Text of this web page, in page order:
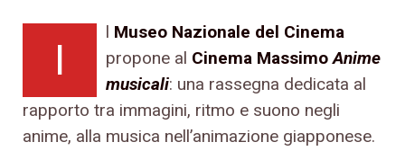
I
l Museo Nazionale del Cinema
propone al Cinema Massimo Anime
musicali: una rassegna dedicata al
rapporto tra immagini, ritmo e suono negli
anime, alla musica nell’animazione giapponese.